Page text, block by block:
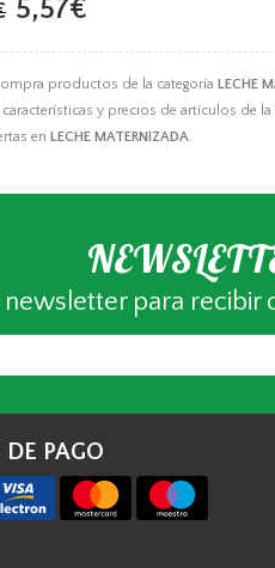
productos de la categoría LECHE
y precios de artículos de la
en LECHE MATERNIZADA.
5,57€
para recibir
DE PAGO